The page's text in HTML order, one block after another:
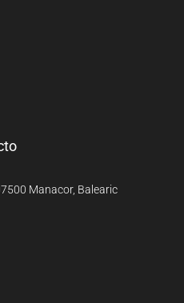
Manacor, Balearic